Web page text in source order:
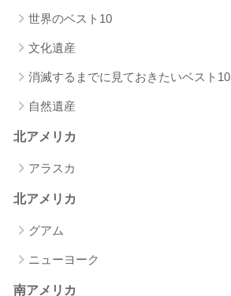
世界のベスト10
文化遺産
消滅するまでに見ておきたいベスト10
自然遺産
北アメリカ
アラスカ
北アメリカ
グアム
ニューヨーク
南アメリカ